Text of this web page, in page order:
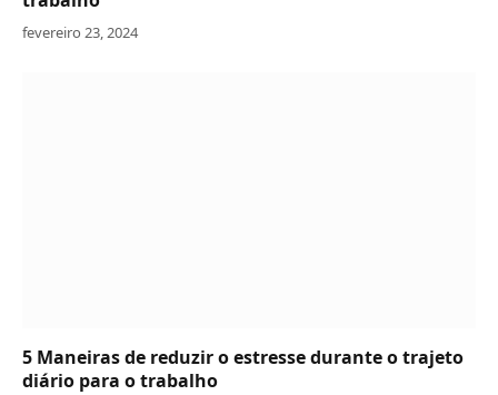
fevereiro 23, 2024
5 Maneiras de reduzir o estresse durante o trajeto
diário para o trabalho